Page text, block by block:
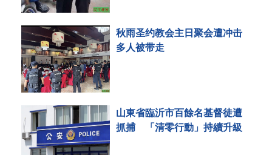
秋雨圣约教会主日聚会遭冲击
多人被带走
山東省臨沂市百餘名基督徒遭
抓捕 「清零行動」持續升級